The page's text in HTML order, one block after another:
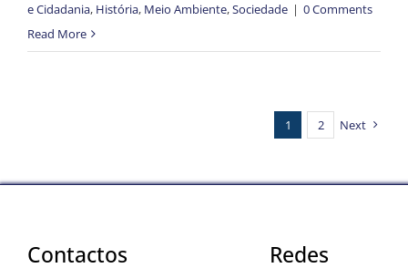
e Cidadania, História, Meio Ambiente,Sociedade | 0 Comments
Read More
1 2 Next
Contactos
Redes